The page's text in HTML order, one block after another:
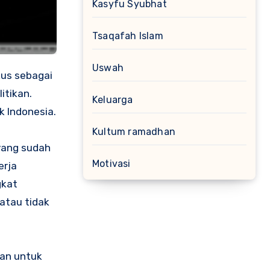
Indonesia.
sudah
tidak
untuk
Kasyfu Syubhat
Tsaqafah Islam
Uswah
Keluarga
Kultum ramadhan
Motivasi